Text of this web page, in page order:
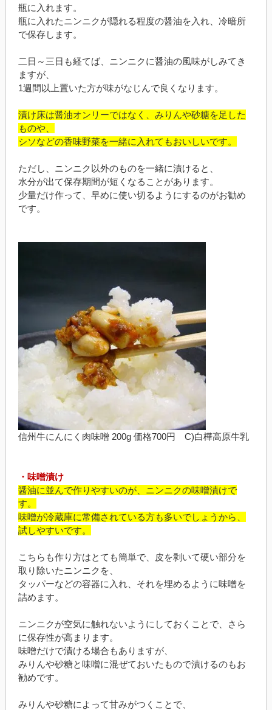
瓶に入れます。
瓶に入れたニンニクが隠れる程度の醤油を入れ、冷暗所
で保存します。
二日～三日も経てば、ニンニクに醤油の風味がしみてき
ますが、
1週間以上置いた方が味がなじんで良くなります。
漬け床は醤油オンリーではなく、みりんや砂糖を足した
ものや、
シソなどの香味野菜を一緒に入れてもおいしいです。
ただし、ニンニク以外のものを一緒に漬けると、
水分が出て保存期間が短くなることがあります。
少量だけ作って、早めに使い切るようにするのがお勧め
です。
信州牛にんにく肉味噌 200g 価格700円 C)白樺高原牛乳
・味噌漬け
醤油に並んで作りやすいのが、ニンニクの味噌漬けで
す。
味噌が冷蔵庫に常備されている方も多いでしょうから、
試しやすいです。
こちらも作り方はとても簡単で、皮を剥いて硬い部分を
取り除いたニンニクを、
タッパーなどの容器に入れ、それを埋めるように味噌を
詰めます。
ニンニクが空気に触れないようにしておくことで、さら
に保存性が高まります。
味噌だけで漬ける場合もありますが、
みりんや砂糖と味噌に混ぜておいたもので漬けるのもお
勧めです。
みりんや砂糖によって甘みがつくことで、